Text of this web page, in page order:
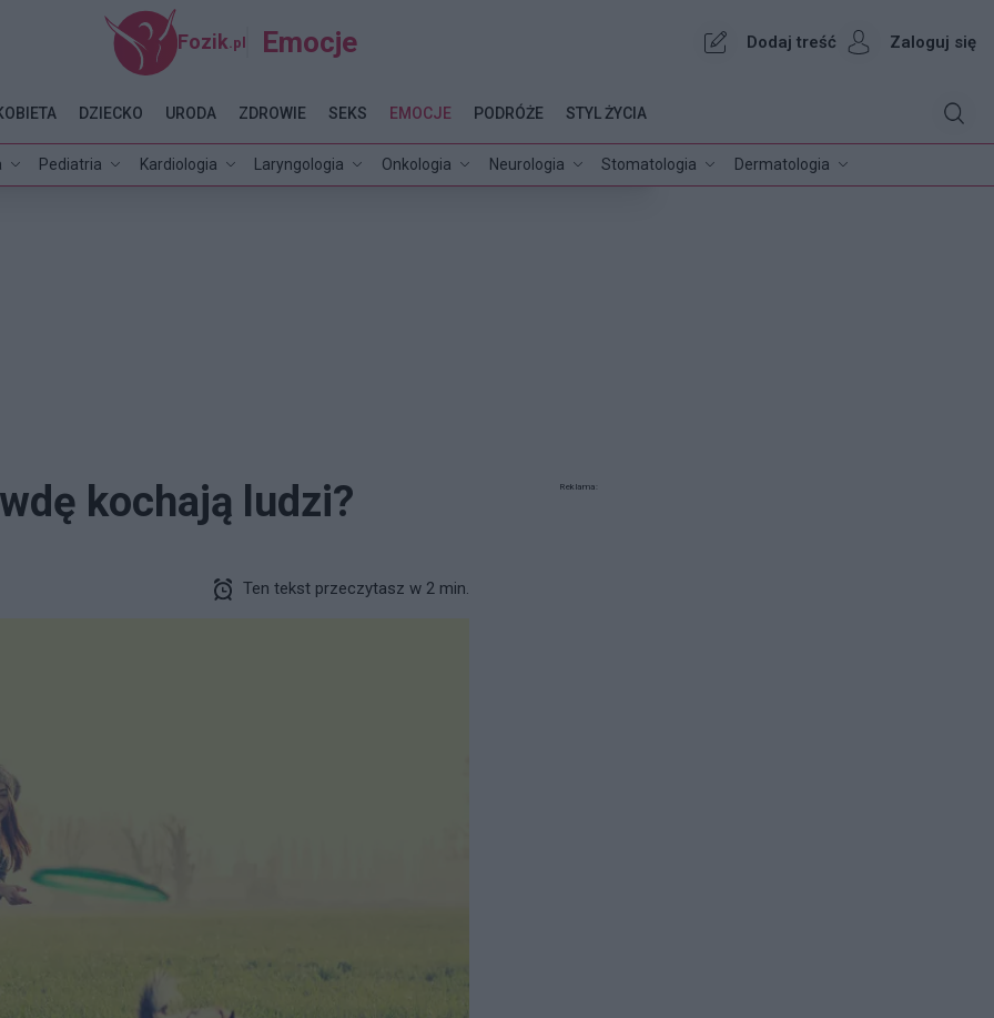
Fozik .pl Emocje Dodaj treść Zaloguj się
Pediatria Kardiologia Laryngologia Onkologia Neurologia Stomatologia Dermatologia
DZIECKO URODA ZDROWIE SEKS EMOCJE PODRÓŻE STYL ŻYCIA
kochają ludzi?
Ten tekst przeczytasz w 2 min.
Reklama: